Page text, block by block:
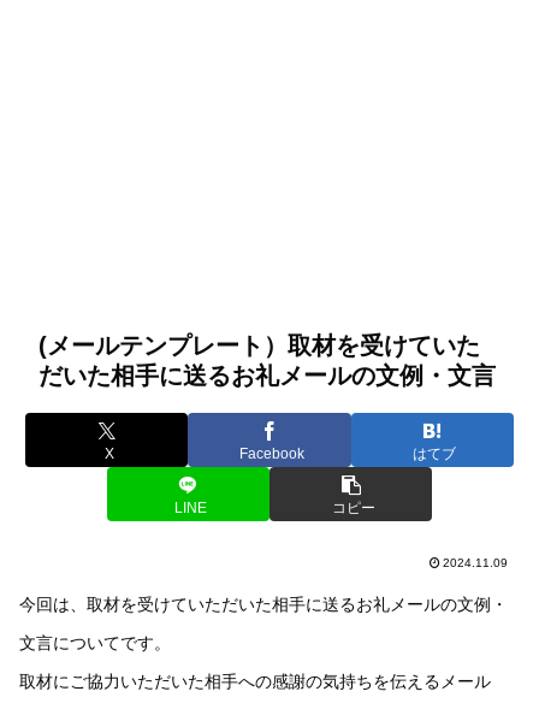
(メールテンプレート）取材を受けていた
だいた相手に送るお礼メールの文例・文言
X Facebook はてブ
LINE コピー
2024.11.09
今回は、取材を受けていただいた相手に送るお礼メールの文例・
文言についてです。
取材にご協力いただいた相手への感謝の気持ちを伝えるメール